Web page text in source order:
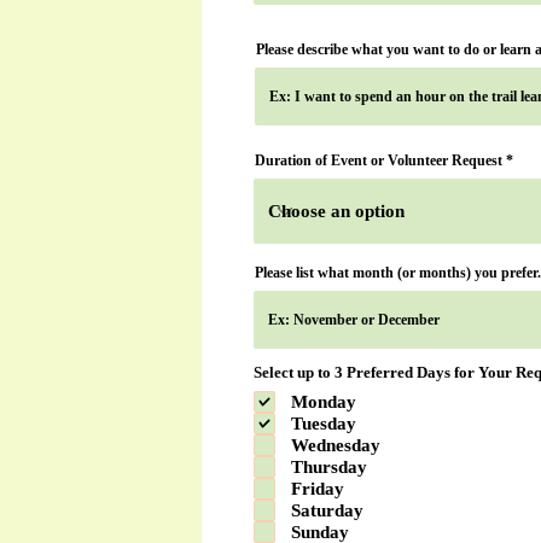
Please describe what you want to do or learn
Duration of Event or Volunteer Request
Please list what month (or months) you prefer.
Select up to 3 Preferred Days for Your
Monday
Tuesday
Wednesday
Thursday
Friday
Saturday
Sunday